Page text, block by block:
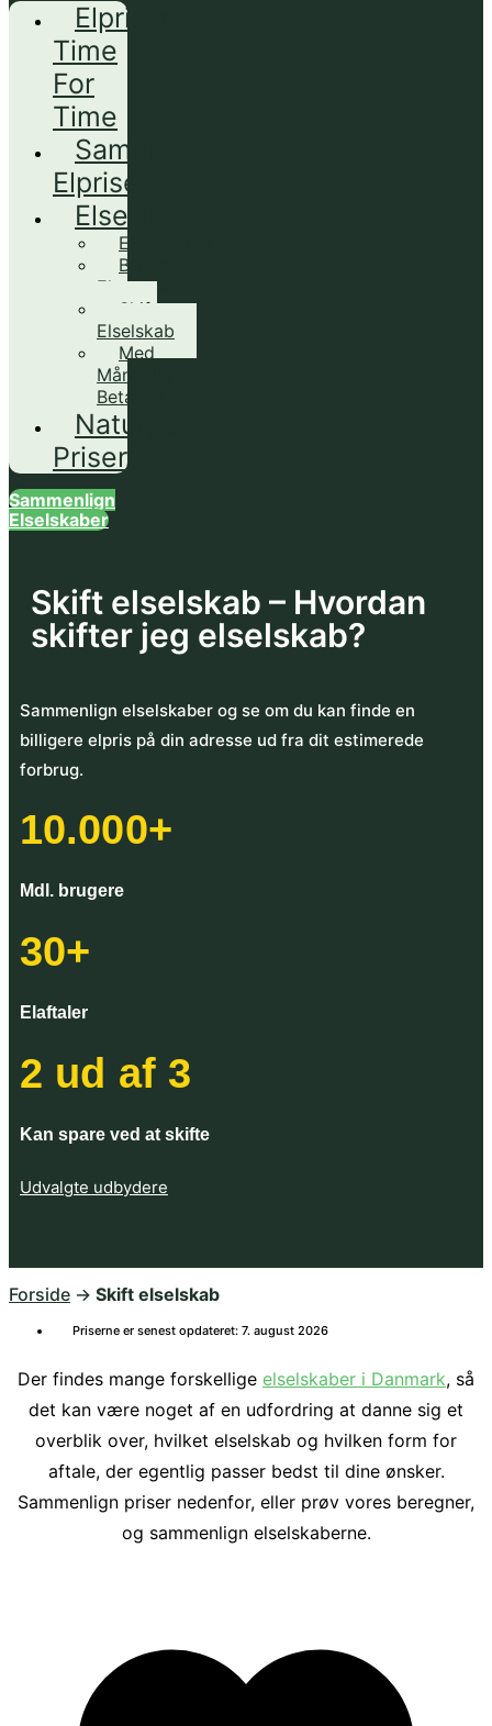
Elpriser
Time
For
Time
Sammenlign
Elpriser
Elselskaber
Elselskaber
Billigste
Elselskab
Skift
Elselskab
Med
Månedlig
Betaling
Naturgas
Priser
Sammenlign
Elselskaber
Skift elselskab – Hvordan
skifter jeg elselskab?
Sammenlign elselskaber og se om du kan finde en
billigere elpris på din adresse ud fra dit estimerede
forbrug.
10.000+
Mdl. brugere
30+
Elaftaler
2 ud af 3
Kan spare ved at skifte
Udvalgte udbydere
Forside -> Skift elselskab
Priserne er senest opdateret: 7. august 2026
Der findes mange forskellige elselskaber i Danmark, så
det kan være noget af en udfordring at danne sig et
overblik over, hvilket elselskab og hvilken form for
aftale, der egentlig passer bedst til dine ønsker.
Sammenlign priser nedenfor, eller prøv vores beregner,
og sammenlign elselskaberne.